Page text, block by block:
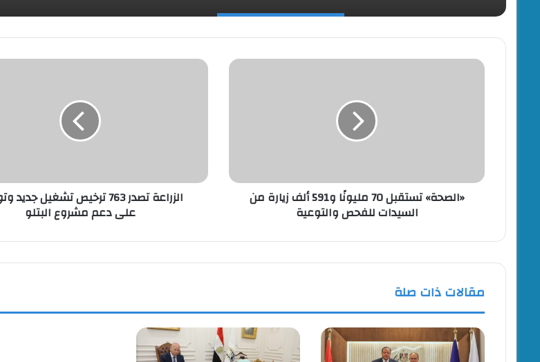
«الصحة»
السيدات
للفحص
«الصحة» تستقبل 70 مليونًا و591 ألف زيارة من
السيدات للفحص والتوعية
الزراعة
دعم
مشروع
الزراعة تصدر 763 ترخيص تشغيل
على دعم مشروع البتلو
مقالات ذات صلة